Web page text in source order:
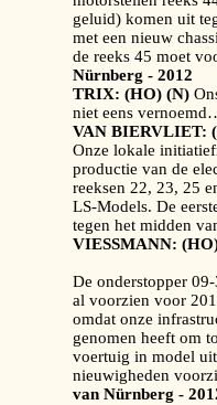
geluid) komen uit
met een nieuw
de reeks 45 moet
Nürnberg - 2012
TRIX: (HO) (N)
niet eens
VAN BIERVLIET:
Onze lokale
productie van de
reeksen 22, 23, 25
LS-Models. De
tegen het midden
VIESSMANN:
De onderstopper
al voorzien voor
omdat onze
genomen heeft om
voertuig in model
nieuwigheden
van Nürnberg -